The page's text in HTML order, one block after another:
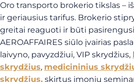
Oro transporto brokerio tikslas –
ir geriausius tarifus. Brokerio
greitai reaguoti ir būti
AEROAFFAIRES siūlo įvairias
laivyno, pavyzdžiui, VIP skrydžius,
skrydžius, medicininius
skrydžius, skirtus įmonių